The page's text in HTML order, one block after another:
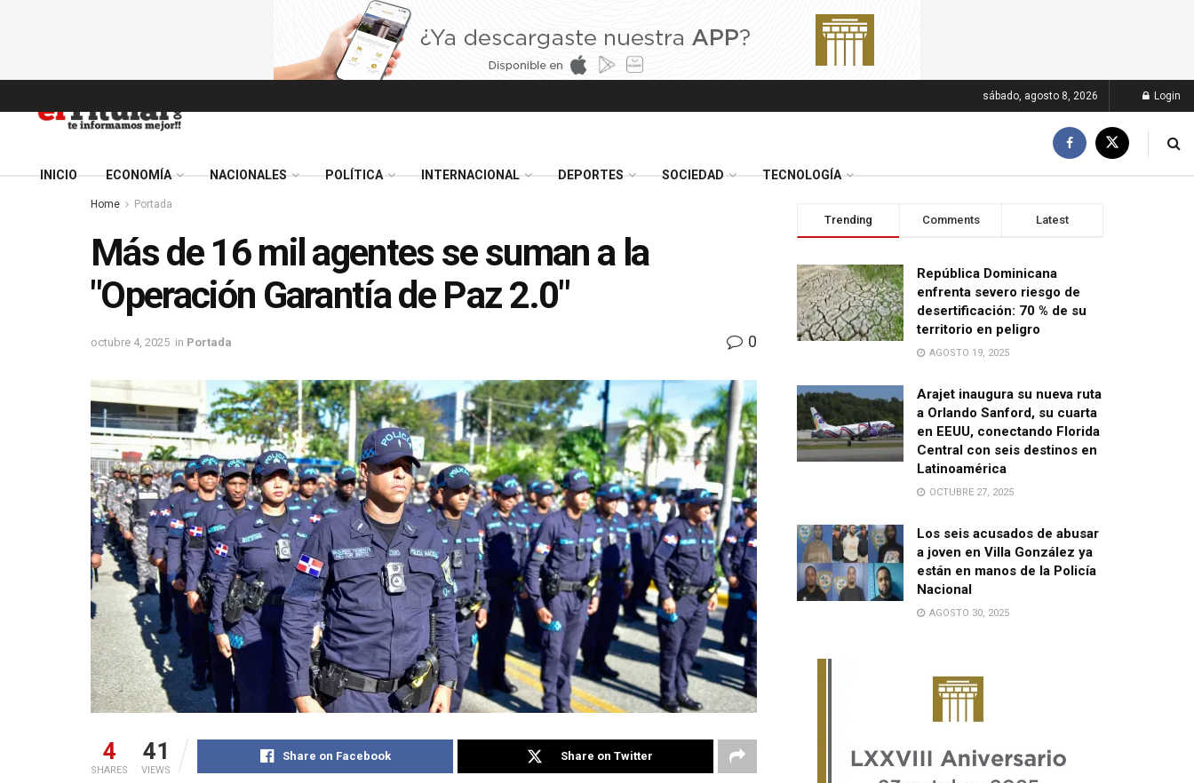
sábado, agosto 8, 2026 Login
INICIO ECONOMÍA NACIONALES POLÍTICA INTERNACIONAL DEPORTES SOCIEDAD TECNOLOGÍA
Home Portada
Más de 16 mil agentes se suman a la
"Operación Garantía de Paz 2.0″
octubre 4, 2025 in Portada 0
4
SHARES
41
VIEWS
Share on Facebook Share on Twitter
Trending Comments Latest
República Dominicana
enfrenta severo riesgo de
desertificación: 70 % de su
territorio en peligro
AGOSTO 19, 2025
Arajet inaugura su nueva ruta
a Orlando Sanford, su cuarta
en EEUU, conectando Florida
Central con seis destinos en
Latinoamérica
OCTUBRE 27, 2025
Los seis acusados de abusar
a joven en Villa González ya
están en manos de la Policía
Nacional
AGOSTO 30, 2025